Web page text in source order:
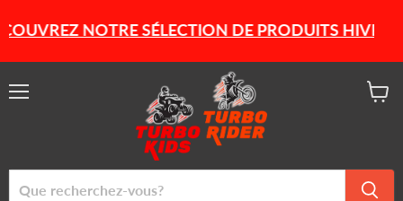
NOTRE SÉLECTION DE PRODUITS